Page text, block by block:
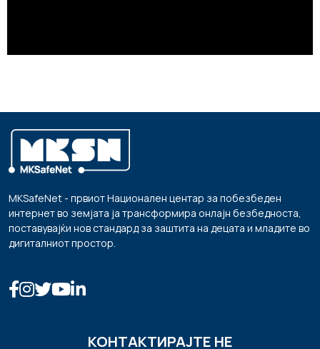
MKSafeNet - првиот Национален центар за побезбеден
интернет во земјата ја трансформира онлајн безбедноста,
поставувајќи нов стандард за заштита на децата и младите во
дигиталниот простор.
КОНТАКТИРАЈТЕ НЕ